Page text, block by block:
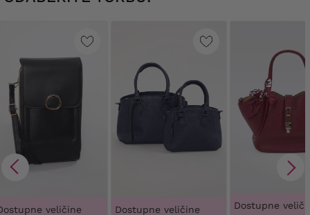
veličine Dostupne veličine Dostupne